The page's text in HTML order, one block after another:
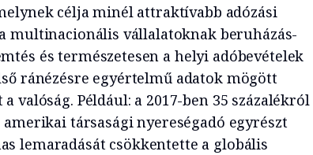
célja minél attraktívabb adózási
multinacionális vállalatoknak beruházás-
és természetesen a helyi adóbevételek
ránézésre egyértelmű adatok mögött
valóság. Például: a 2017-ben 35 százalékról
társasági nyereségadó egyrészt
lemaradását csökkentette a globális